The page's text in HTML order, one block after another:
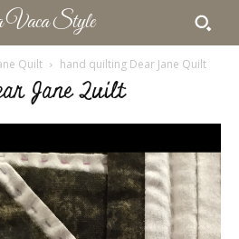
Vaca Style
Quilt hand quilting Dear Jane Quilt
Jane Quilt